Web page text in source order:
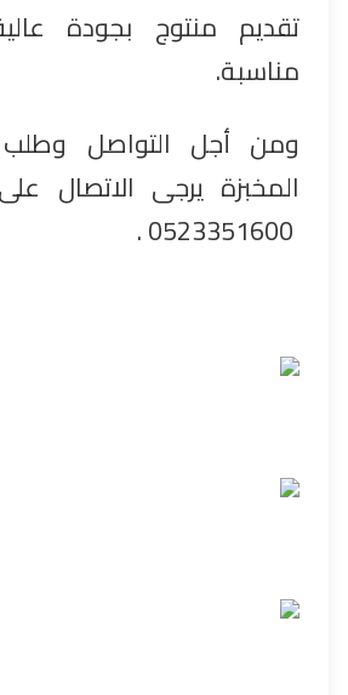
تقديم منتوج بجودة
مناسبة.
ومن أجل التواصل
المخبزة يرجى الاتصال